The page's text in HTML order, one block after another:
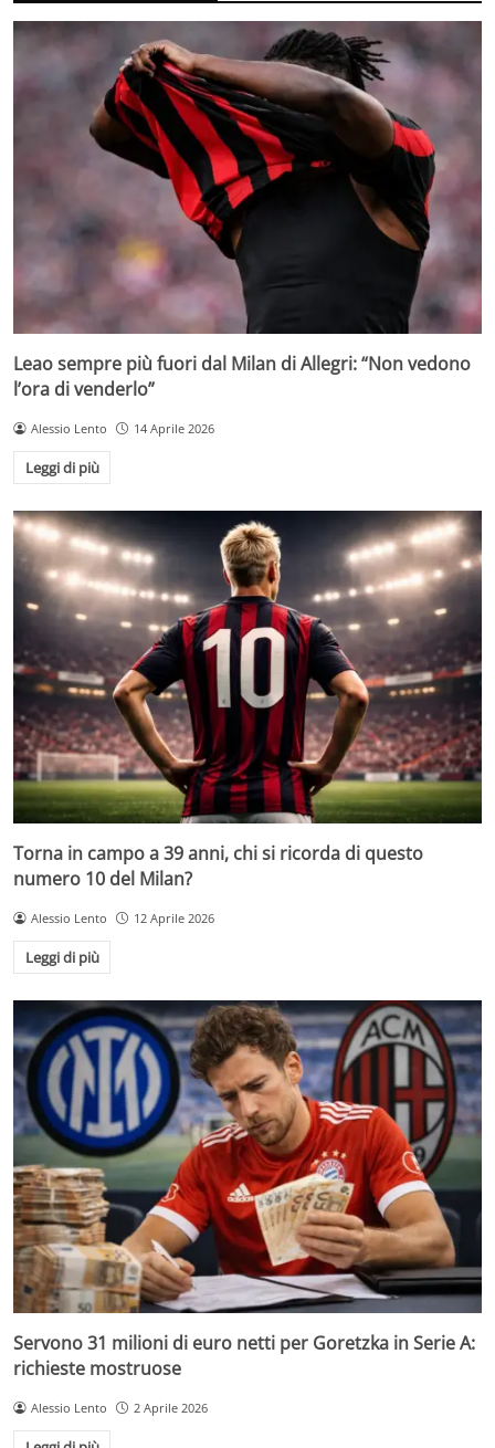
Leao sempre più fuori dal Milan di Allegri: “Non vedono
l’ora di venderlo”
Alessio Lento 14 Aprile 2026
Leggi di più
Torna in campo a 39 anni, chi si ricorda di questo
numero 10 del Milan?
Alessio Lento 12 Aprile 2026
Leggi di più
Servono 31 milioni di euro netti per Goretzka in Serie A:
richieste mostruose
Alessio Lento 2 Aprile 2026